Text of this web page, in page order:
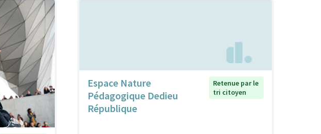
Espace Nature
Pédagogique Dedieu
République
Retenue par le
tri citoyen